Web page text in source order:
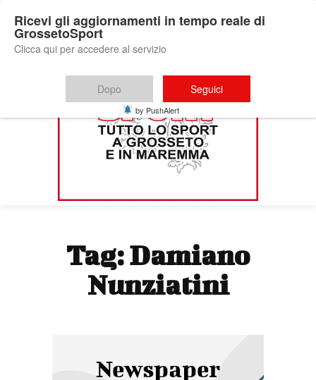
Tag:Damiano
Nunziatini
Ricevi gli aggiornamenti in tempo reale di
GrossetoSport
Clicca qui per accedere al servizio
Dopo Seguici
by PushAlert